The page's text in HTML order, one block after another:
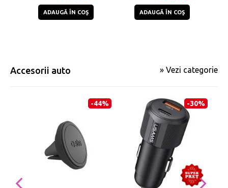
ADAUGĂ ÎN COŞ ADAUGĂ ÎN COŞ
Accesorii auto » Vezi categorie
-44% -30%